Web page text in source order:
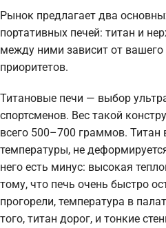
Рынок предлагает два
портативных печей: титан и
между ними зависит от
приоритетов.
Титановые печи — выбор
спортсменов. Вес такой
всего 500–700 граммов.
температуры, не
него есть минус: высокая
тому, что печь очень быстро
прогорели, температура в
того, титан дорог, и тонкие